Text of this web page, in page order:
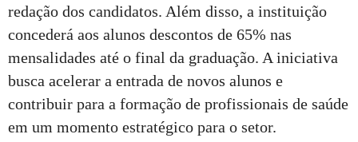
redação dos candidatos. Além disso, a instituição
concederá aos alunos descontos de 65% nas
mensalidades até o final da graduação. A iniciativa
busca acelerar a entrada de novos alunos e
contribuir para a formação de profissionais de saúde
em um momento estratégico para o setor.